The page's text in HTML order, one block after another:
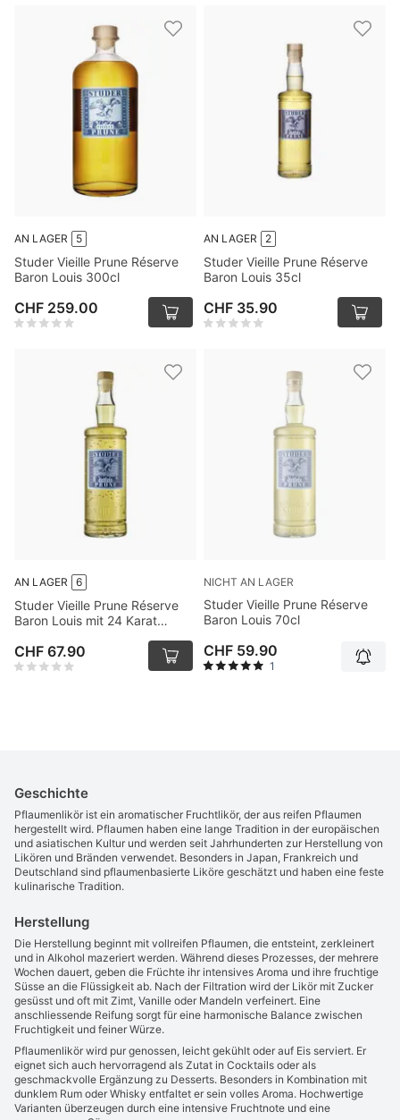
AN LAGER 5
Studer Vieille Prune Réserve
Baron Louis 300cl
CHF 259.00
AN LAGER 2
Studer Vieille Prune Réserve
Baron Louis 35cl
CHF 35.90
AN LAGER 6
Studer Vieille Prune Réserve
Baron Louis mit 24 Karat
CHF 67.90
NICHT AN LAGER
Studer Vieille Prune Réserve
Baron Louis 70cl
CHF 59.90
1
Geschichte
Pflaumenlikör ist ein aromatischer Fruchtlikör, der aus reifen Pflaumen
hergestellt wird. Pflaumen haben eine lange Tradition in der europäischen
und asiatischen Kultur und werden seit Jahrhunderten zur Herstellung von
Likören und Bränden verwendet. Besonders in Japan, Frankreich und
Deutschland sind pflaumenbasierte Liköre geschätzt und haben eine feste
kulinarische Tradition.
Herstellung
Die Herstellung beginnt mit vollreifen Pflaumen, die entsteint, zerkleinert
und in Alkohol mazeriert werden. Während dieses Prozesses, der mehrere
Wochen dauert, geben die Früchte ihr intensives Aroma und ihre fruchtige
Süsse an die Flüssigkeit ab. Nach der Filtration wird der Likör mit Zucker
gesüsst und oft mit Zimt, Vanille oder Mandeln verfeinert. Eine
anschliessende Reifung sorgt für eine harmonische Balance zwischen
Fruchtigkeit und feiner Würze.
Pflaumenlikör wird pur genossen, leicht gekühlt oder auf Eis serviert. Er
eignet sich auch hervorragend als Zutat in Cocktails oder als
geschmackvolle Ergänzung zu Desserts. Besonders in Kombination mit
dunklem Rum oder Whisky entfaltet er sein volles Aroma. Hochwertige
Varianten überzeugen durch eine intensive Fruchtnote und eine